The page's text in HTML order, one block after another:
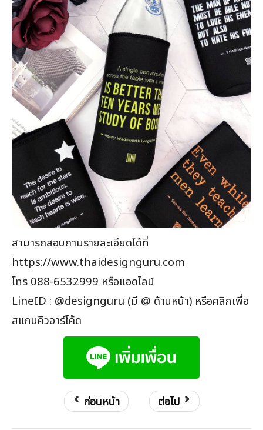
สามารถสอบถามรายละเอียดได้ที่
https://www.thaidesignguru.com
โทร 088-6532999 หรือแอดไลน์
LineID : @designguru (มี @ ด้านหน้า) หรือคลิกเพื่อ
สแกนคิวอาร์โค้ด
ก่อนหน้า ต่อไป